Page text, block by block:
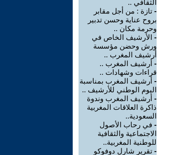
الثقافي ..
- تازة : من أجل مقابر
بروح عناية وحسن تدبير
وحرمة مكان ..
- الأرشيف الخاص في
ورش وحضن مؤسسة
أرشيف المغرب ..
- أرشيف المغرب ..
قراءات وشهادات ..
- أرشيف المغرب بمناسبة
اليوم الوطني للأرشيف ..
- أرشيف المغرب وندوة
ذاكرة العلاقات المغربية
السعودية..
- في رحاب الأصول
الاجتماعية والثقافية
للوطنية المغربية..
- تقرير شارل دوفوكو